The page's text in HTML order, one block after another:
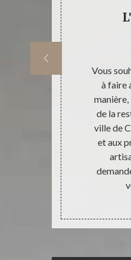
Vous
à faire
de la
ville de
et aux